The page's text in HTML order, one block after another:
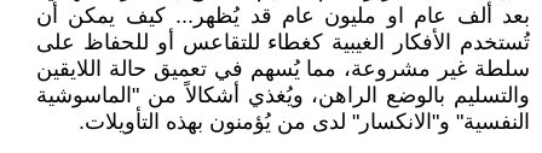
بعد ألف عام او مليون عام قد يُظهر... كيف يمكن أن
تُستخدم الأفكار الغيبية كغطاء للتقاعس أو للحفاظ على
سلطة غير مشروعة، مما يُسهم في تعميق حالة اللايقين
والتسليم بالوضع الراهن، ويُغذي أشكالاً من "الماسوشية
النفسية" و"الانكسار" لدى من يُؤمنون بهذه التأويلات.